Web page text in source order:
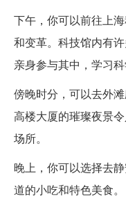
下午，你可以前往上
和变革。科技馆内有
亲身参与其中，学习
傍晚时分，可以去外
高楼大厦的璀璨夜景
场所。
晚上，你可以选择去
道的小吃和特色美食。